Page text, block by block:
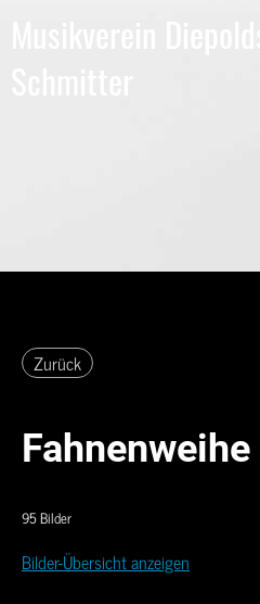
Musikverein
Zurück
95 Bilder
Bilder-Übersicht anzeigen